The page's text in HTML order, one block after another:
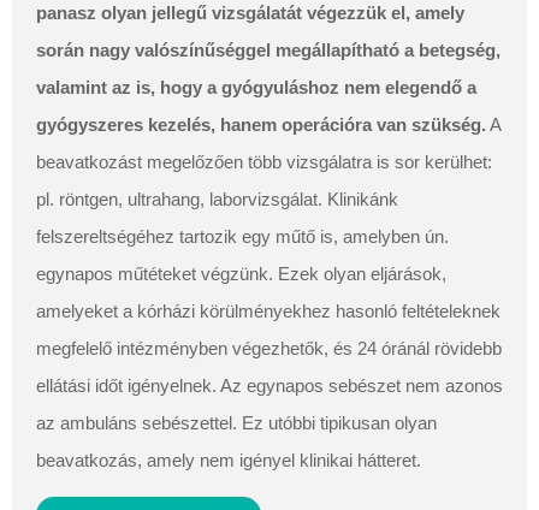
panasz olyan jellegű vizsgálatát végezzük el, amely
során nagy valószínűséggel megállapítható a betegség,
valamint az is, hogy a gyógyuláshoz nem elegendő a
gyógyszeres kezelés, hanem operációra van szükség. A
beavatkozást megelőzően több vizsgálatra is sor kerülhet:
pl. röntgen, ultrahang, laborvizsgálat. Klinikánk
felszereltségéhez tartozik egy műtő is, amelyben ún.
egynapos műtéteket végzünk. Ezek olyan eljárások,
amelyeket a kórházi körülményekhez hasonló feltételeknek
megfelelő intézményben végezhetők, és 24 óránál rövidebb
ellátási időt igényelnek. Az egynapos sebészet nem azonos
az ambuláns sebészettel. Ez utóbbi tipikusan olyan
beavatkozás, amely nem igényel klinikai hátteret.